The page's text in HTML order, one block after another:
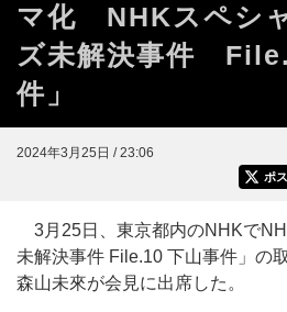
マ化 NHKスペシ
ズ未解決事件
件」
2024年3月25日 / 23:06
ポ
3月25日、東京都内のNHKで
未解決事件 File.10 下山事件」の
森山未來が会見に出席した。